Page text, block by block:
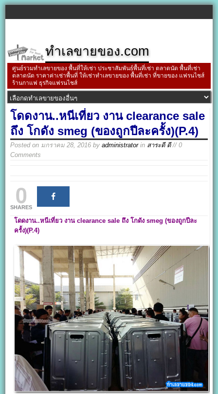
ทำเลขายของ.com
ศูนย์รวมทำเลขายของ พื้นที่ให้เช่า ประชาสัมพันธ์พื้นที่เช่า ตลาดนัด พื้นที่เช่า
ตลาดนัด ราคาค่าเช่าพื้นที่ ให้เช่าทำเลขายของ พื้นที่เช่า ที่ขายของ แฟรนไชส์
ร้านกาแฟ ธุรกิจแฟรนไชส์
โดดงาน..หนีเที่ยว งาน clearance sale
ถึง โกดัง smeg (ของถูกปีละครั้ง)(P.4)
Posted on มกราคม 28, 2016 byadministratorin สาระดี ดี// 0
Comments
0
SHARES
โดดงาน..หนีเที่ยว งาน clearance sale ถึง โกดัง smeg (ของถูกปีละ
ครั้ง)(P.4)